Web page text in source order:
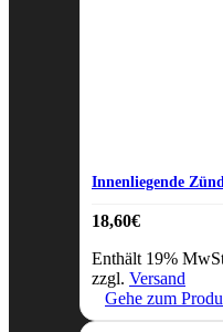
Innenliegende
18,60€
Enthält 19%
zzgl. Versand
Gehe zum